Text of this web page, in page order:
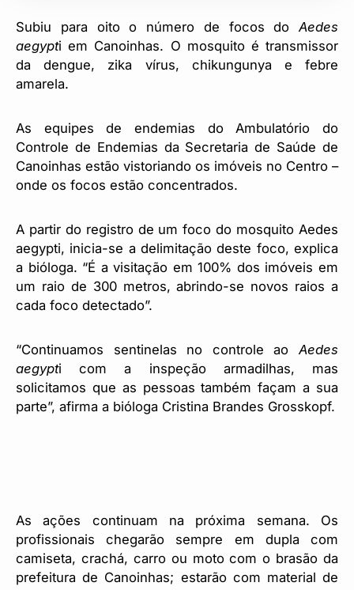
Subiu para oito o número de focos doAedes
aegypti em Canoinhas. O mosquito é transmissor
da dengue, zika vírus, chikungunya e febre
amarela.
As equipes de endemias do Ambulatório do
Controle de Endemias da Secretaria de Saúde de
Canoinhas estão vistoriando os imóveis no Centro –
onde os focos estão concentrados.
A partir do registro de um foco do mosquito Aedes
aegypti, inicia-se a delimitação deste foco, explica
a bióloga. “É a visitação em 100% dos imóveis em
um raio de 300 metros, abrindo-se novos raios a
cada foco detectado”.
“Continuamos sentinelas no controle aoAedes
aegypti com a inspeção armadilhas, mas
solicitamos que as pessoas também façam a sua
parte”, afirma a bióloga Cristina Brandes Grosskopf.
As ações continuam na próxima semana. Os
profissionais chegarão sempre em dupla com
camiseta, crachá, carro ou moto com o brasão da
prefeitura de Canoinhas; estarão com material de